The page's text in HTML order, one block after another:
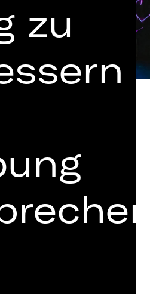
Schikaneder
mit deutschen
Inhalte
ist Tamino ganz
kraftlos,
Weg zur
zu